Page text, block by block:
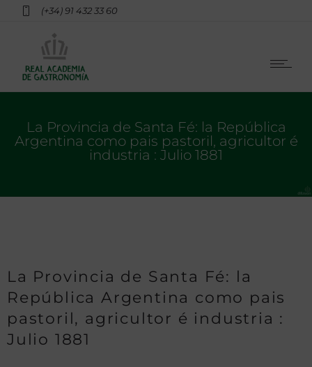
(+34) 91 432 33 60
La Provincia de Santa Fé: la República
Argentina como pais pastoril, agricultor é
industria : Julio 1881
La Provincia de Santa Fé: la
República Argentina como pais
pastoril, agricultor é industria :
Julio 1881